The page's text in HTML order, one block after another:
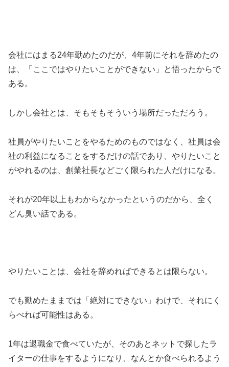
会社にはまる24年勤めたのだが、4年前にそれを辞めたの
は、「ここではやりたいことができない」と悟ったからで
ある。
しかし会社とは、そもそもそういう場所だっただろう。
社員がやりたいことをやるためのものではなく、社員は会
社の利益になることをするだけの話であり、やりたいこと
がやれるのは、創業社長などごく限られた人だけになる。
それが20年以上もわからなかったというのだから、全く
どん臭い話である。
やりたいことは、会社を辞めればできるとは限らない。
でも勤めたままでは「絶対にできない」わけで、それにく
らべれば可能性はある。
1年は退職金で食べていたが、そのあとネットで探したラ
イターの仕事をするようになり、なんとか食べられるよう